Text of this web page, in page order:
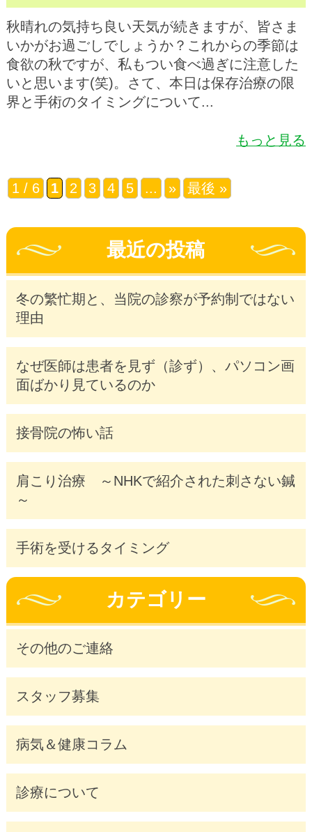
最近の投稿
冬の繁忙期と、当院の診察が予約制ではない
理由
なぜ医師は患者を見ず（診ず）、パソコン画
面ばかり見ているのか
接骨院の怖い話
肩こり治療 ～NHKで紹介された刺さない鍼
～
手術を受けるタイミング
カテゴリー
その他のご連絡
スタッフ募集
病気＆健康コラム
診療について
秋晴れの気持ち良い天気が続きますが、皆さま
いかがお過ごしでしょうか？これからの季節は
食欲の秋ですが、私もつい食べ過ぎに注意した
いと思います(笑)。さて、本日は保存治療の限
界と手術のタイミングについて...
もっと見る
1 / 6 1 2 3 4 5 ... » 最後 »